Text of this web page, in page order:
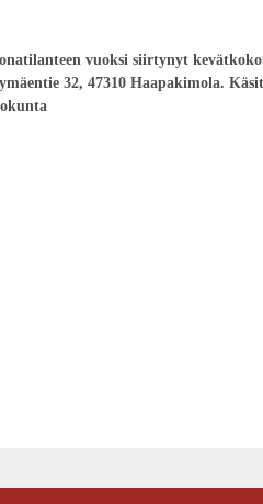
vuoksi siirtynyt
32, 47310 Haapakimola.